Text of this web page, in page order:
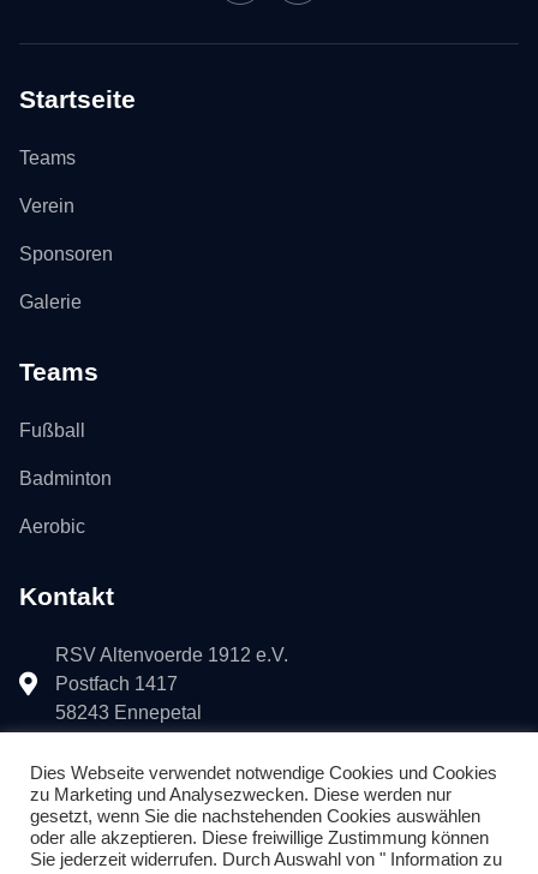
Startseite
Teams
Verein
Sponsoren
Galerie
Teams
Fußball
Badminton
Aerobic
Kontakt
RSV Altenvoerde 1912 e.V.
Postfach 1417
58243 Ennepetal
+49 171 1761905
info@rsvaltenvoerde1912.de
Dies Webseite verwendet notwendige Cookies und Cookies
zu Marketing und Analysezwecken. Diese werden nur
gesetzt, wenn Sie die nachstehenden Cookies auswählen
oder alle akzeptieren. Diese freiwillige Zustimmung können
Sie jederzeit widerrufen. Durch Auswahl von " Information zu